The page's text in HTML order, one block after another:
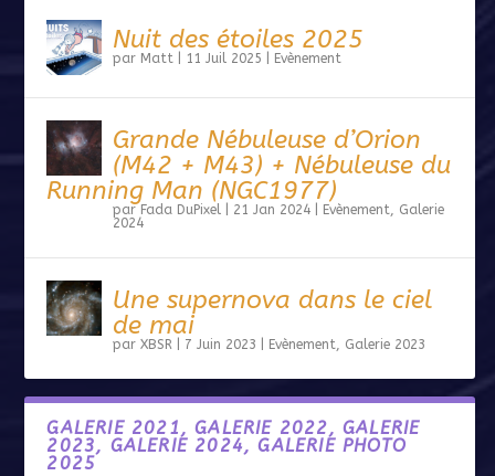
Nuit des étoiles 2025
par Matt 11 Juil 2025 Evènement
Grande Nébuleuse d’Orion
(M42 + M43) + Nébuleuse du
Running Man (NGC1977)
par Fada DuPixel 21 Jan 2024 Evènement, Galerie
2024
Une supernova dans le ciel
de mai
parXBSR 7 Juin 2023 Evènement, Galerie 2023
GALERIE 2021, GALERIE 2022, GALERIE
2023, GALERIE 2024, GALERIE PHOTO
2025